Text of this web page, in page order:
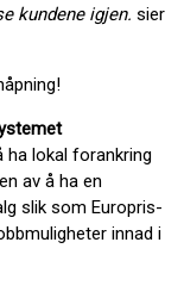
kundene igjen. sier
ha lokal forankring
av å ha en
slik som Europris-
innad i